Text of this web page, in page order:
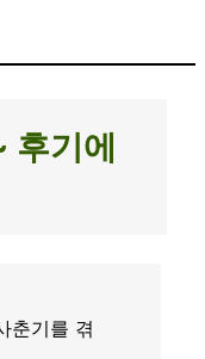
후기에
춘기를 겪